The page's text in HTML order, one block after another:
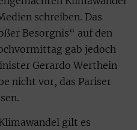
schreiben. Das
Besorgnis“ auf den
gab jedoch
Gerardo Werthein
nicht vor, das Pariser
gilt es